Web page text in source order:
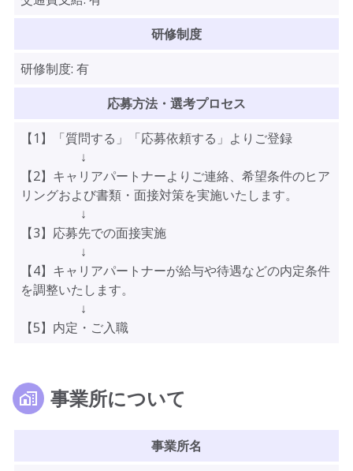
研修制度
研修制度: 有
応募方法・選考プロセス
【1】「質問する」「応募依頼する」よりご登録
↓
【2】キャリアパートナーよりご連絡、希望条件のヒア
リングおよび書類・面接対策を実施いたします。
↓
【3】応募先での面接実施
↓
【4】キャリアパートナーが給与や待遇などの内定条件
を調整いたします。
↓
【5】内定・ご入職
事業所について
事業所名